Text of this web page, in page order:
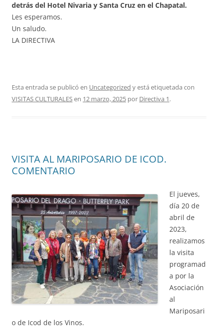
detrás del Hotel Nivaria y Santa Cruz en el Chapatal.
Les esperamos.
Un saludo.
LA DIRECTIVA
Esta entrada se publicó en Uncategorized y está etiquetada con
VISITAS CULTURALESen 12 marzo, 2025 por Directiva 1.
VISITA AL MARIPOSARIO DE ICOD.
COMENTARIO
El jueves,
día 20 de
abril de
2023,
realizamos
la visita
programad
a por la
Asociación
al
Mariposari
o de Icod de los Vinos.